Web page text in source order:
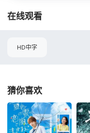
在线观看
HD中字
猜你喜欢